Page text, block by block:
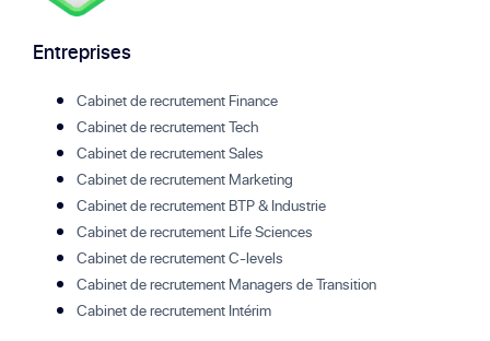
Entreprises
Cabinet de recrutement Finance
Cabinet de recrutement Tech
Cabinet de recrutement Sales
Cabinet de recrutement Marketing
Cabinet de recrutement BTP & Industrie
Cabinet de recrutement Life Sciences
Cabinet de recrutement C-levels
Cabinet de recrutement Managers de Transition
Cabinet de recrutement Intérim